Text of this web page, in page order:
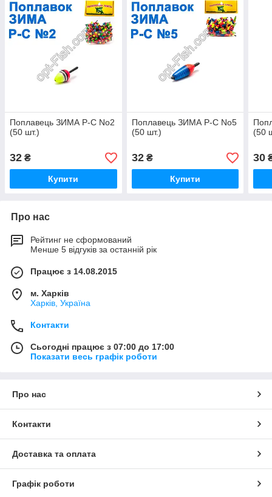
Поплавець ЗИМА Р-С No2
(50 шт.)
32 ₴
Купити
Поплавець ЗИМА Р-С No5
(50 шт.)
32₴
Купити
(50
30
Про нас
Рейтинг не сформований
Менше 5 відгуків за останній рік
Працює з 14.08.2015
м. Харків
Харків, Україна
Контакти
Сьогодні працює з 07:00 до 17:00
Показати весь графік роботи
Про нас
Контакти
Доставка та оплата
Графік роботи